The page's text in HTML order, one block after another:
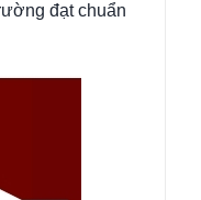
đạt chuẩn